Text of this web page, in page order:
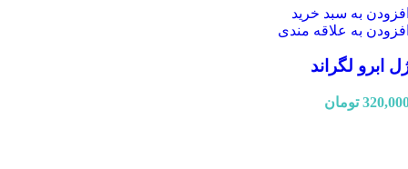
به سبد خرید
به علاقه مندی
ابرو لگراند
تومان